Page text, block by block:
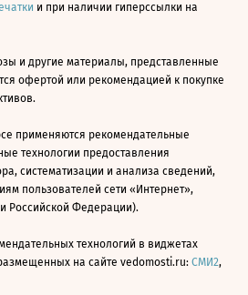
и при наличии гиперссылки на
и другие материалы, представленные
офертой или рекомендацией к покупке
применяются рекомендательные
технологии предоставления
систематизации и анализа сведений,
пользователей сети «Интернет»,
Российской Федерации).
технологий в виджетах
на сайте vedomosti.ru: СМИ2,